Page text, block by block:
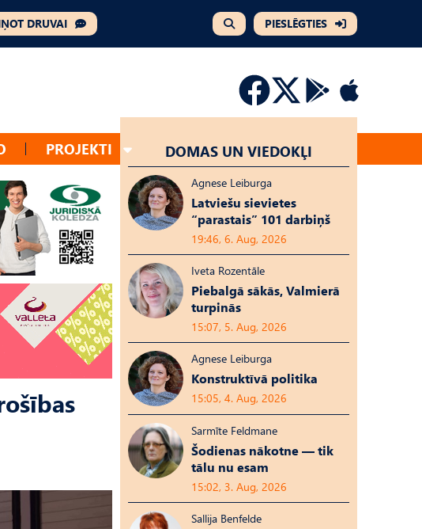
DRUVAI PIESLĒGTIES
PROJEKTI DOMAS UN VIEDOKĻI
Agnese Leiburga
Latviešu sievietes
“parastais” 101 darbiņš
19:46, 6. Aug, 2026
Iveta Rozentāle
Piebalgā sākās, Valmierā
turpinās
15:07, 5. Aug, 2026
Agnese Leiburga
Konstruktīvā politika
15:05, 4. Aug, 2026
Sarmīte Feldmane
Šodienas nākotne — tik
tālu nu esam
15:02, 3. Aug, 2026
Sallija Benfelde